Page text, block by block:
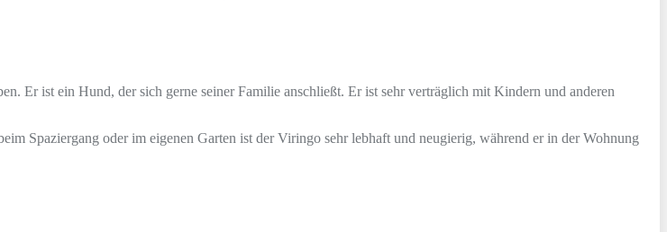
Er ist ein Hund, der sich gerne seiner Familie anschließt. Er ist sehr verträglich mit Kindern und anderen
Spaziergang oder im eigenen Garten ist der Viringo sehr lebhaft und neugierig, während er in der Wohnung